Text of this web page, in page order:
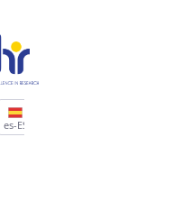
es-ES